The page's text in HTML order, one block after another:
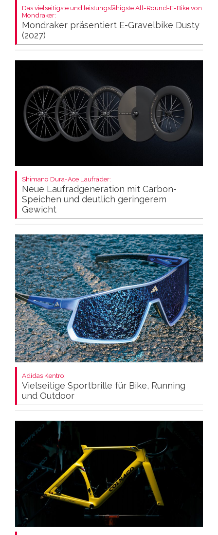
Das vielseitigste und leistungsfähigste All-Round-E-Bike von
Mondraker:
Mondraker präsentiert E-Gravelbike Dusty
(2027)
Shimano Dura-Ace Laufräder:
Neue Laufradgeneration mit Carbon-
Speichen und deutlich geringerem
Gewicht
Adidas Kentro:
Vielseitige Sportbrille für Bike, Running
und Outdoor